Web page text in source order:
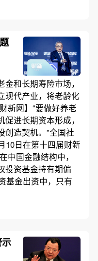
和长期寿险市场，
现代产业，将老龄化
网】“要做好养老
进长期资本形成，
创造契机。”全国社
10日在第十四届财新
中国金融结构中，
投资基金持有期偏
基金出资中，只有